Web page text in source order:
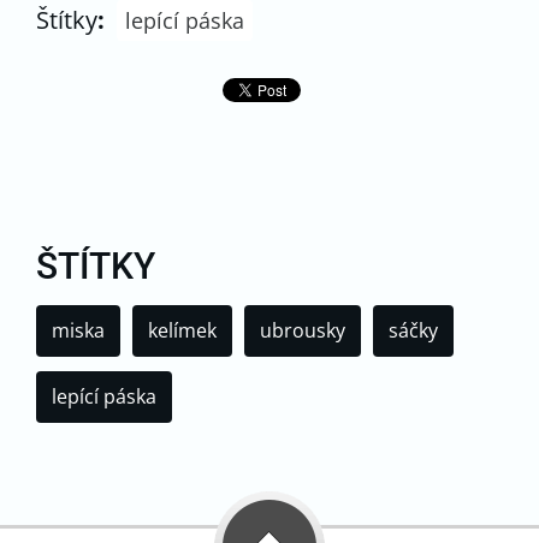
Štítky: lepící páska
ŠTÍTKY
miska kelímek ubrousky sáčky
lepící páska